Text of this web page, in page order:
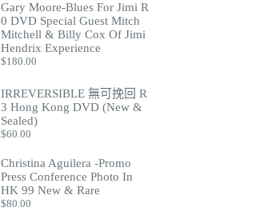
Gary Moore-Blues For Jimi R
0 DVD Special Guest Mitch
Mitchell & Billy Cox Of Jimi
Hendrix Experience
$180.00
IRREVERSIBLE 無可挽回 R
3 Hong Kong DVD (New &
Sealed)
$60.00
Christina Aguilera -Promo
Press Conference Photo In
HK 99 New & Rare
$80.00